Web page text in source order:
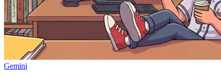
Gemini